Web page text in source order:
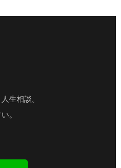
生相談。
。